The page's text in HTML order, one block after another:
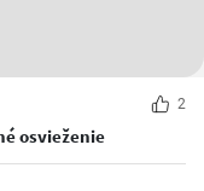
2
osvieženie